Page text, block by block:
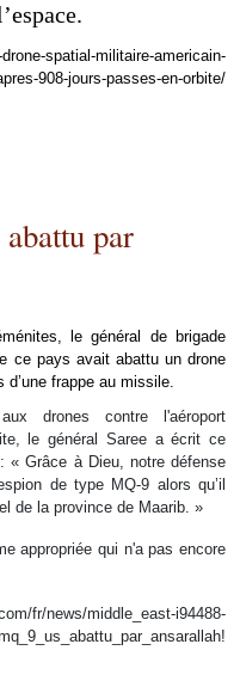
spatial-militaire-americain-
908-jours-passes-en-orbite/
par
le général de brigade
ce pays avait abattu un drone
frappe au missile.
drones contre l'aéroport
le général Saree a écrit ce
« Grâce à Dieu, notre défense
de type MQ-9 alors qu’il
de la province de Maarib. »
appropriée qui n'a pas encore
fr/news/middle_east-i94488-